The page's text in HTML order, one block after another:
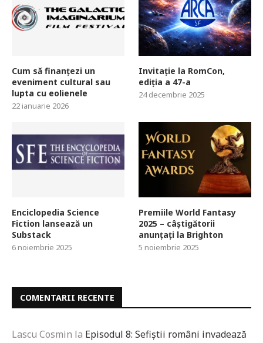
Cum să finanțezi un
eveniment cultural sau
lupta cu eolienele
22 ianuarie 2026
Invitație la RomCon,
ediția a 47-a
24 decembrie 2025
Enciclopedia Science
Fiction lansează un
Substack
6 noiembrie 2025
Premiile World Fantasy
2025 – câștigătorii
anunțați la Brighton
5 noiembrie 2025
COMENTARII RECENTE
Lascu Cosmin la Episodul 8: Sefiștii români invadează